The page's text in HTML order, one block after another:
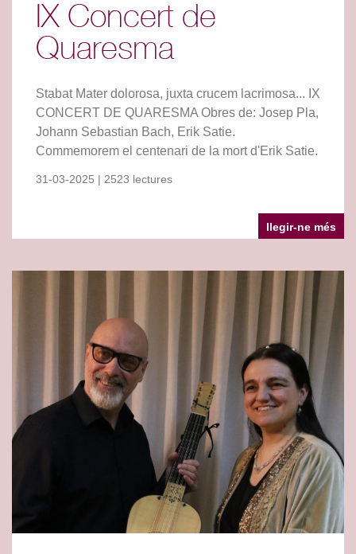
IX Concert de
Quaresma
Stabat Mater dolorosa, juxta crucem lacrimosa... IX
CONCERT DE QUARESMA Obres de: Josep Pla,
Johann Sebastian Bach, Erik Satie.
Commemorem el centenari de la mort d'Erik Satie.
31-03-2025 | 2523 lectures
llegir-ne més